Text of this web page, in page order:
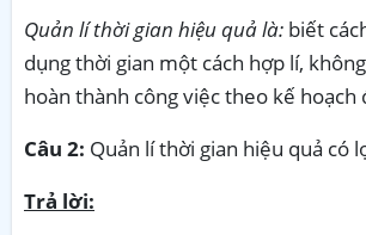
Quản lí thời gian hiệu quả là: biết
dụng thời gian một cách hợp lí,
hoàn thành công việc theo kế hoạch
Câu 2: Quản lí thời gian hiệu quả có
Trả lời: